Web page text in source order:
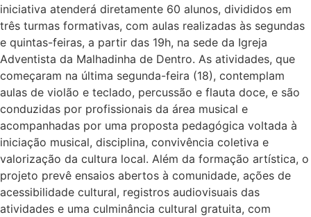
iniciativa atenderá diretamente 60 alunos, divididos em
três turmas formativas, com aulas realizadas às segundas
e quintas-feiras, a partir das 19h, na sede da Igreja
Adventista da Malhadinha de Dentro. As atividades, que
começaram na última segunda-feira (18), contemplam
aulas de violão e teclado, percussão e flauta doce, e são
conduzidas por profissionais da área musical e
acompanhadas por uma proposta pedagógica voltada à
iniciação musical, disciplina, convivência coletiva e
valorização da cultura local. Além da formação artística, o
projeto prevê ensaios abertos à comunidade, ações de
acessibilidade cultural, registros audiovisuais das
atividades e uma culminância cultural gratuita, com